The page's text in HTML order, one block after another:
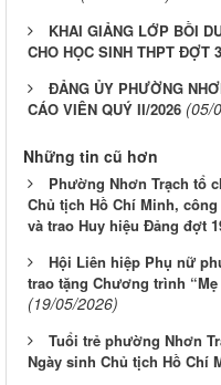
KHAI GIẢNG LỚP BỒI
CHO HỌC SINH THPT ĐỢT
ĐẢNG ỦY PHƯỜNG
CÁO VIÊN QUÝ II/2026 (05/
Những tin cũ hơn
Phường Nhơn Trạch tổ
Chủ tịch Hồ Chí Minh,
và trao Huy hiệu Đảng đợt
Hội Liên hiệp Phụ nữ
trao tặng Chương trình
(19/05/2026)
Tuổi trẻ phường Nhơn
Ngày sinh Chủ tịch Hồ Chí